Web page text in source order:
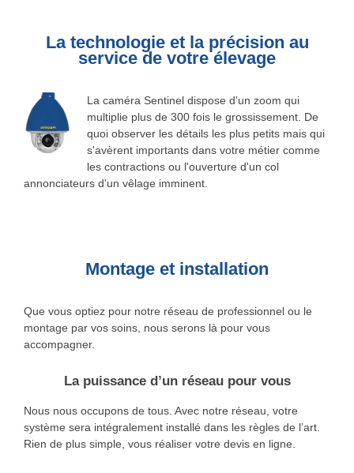
La technologie et la précision au
service de votre élevage
La caméra Sentinel dispose d'un zoom qui
multiplie plus de 300 fois le grossissement. De
quoi observer les détails les plus petits mais qui
s'avèrent importants dans votre métier comme
les contractions ou l'ouverture d'un col
annonciateurs d'un vêlage imminent.
Montage et installation
Que vous optiez pour notre réseau de professionnel ou le
montage par vos soins, nous serons là pour vous
accompagner.
La puissance d’un réseau pour vous
Nous nous occupons de tous. Avec notre réseau, votre
système sera intégralement installé dans les règles de l’art.
Rien de plus simple, vous réaliser votre devis en ligne.